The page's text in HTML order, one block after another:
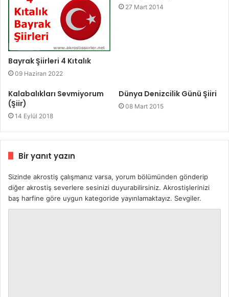
Bayrak Şiirleri 4 Kıtalık
09 Haziran 2022
27 Mart 2014
Kalabalıkları Sevmiyorum
(Şiir)
14 Eylül 2018
Dünya Denizcilik Günü Şiiri
08 Mart 2015
Bir yanıt yazın
Sizinde akrostiş çalışmanız varsa, yorum bölümünden gönderip
diğer akrostiş severlere sesinizi duyurabilirsiniz. Akrostişlerinizi
baş harfine göre uygun kategoride yayınlamaktayız. Sevgiler.